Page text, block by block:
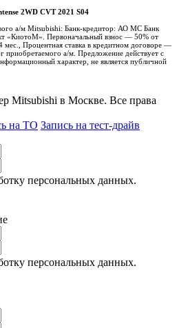
2WD CVT 2021 S04
а/м Mitsubishi: Банк-кредитор: АО МС Банк
«КиотоМ». Первоначальный взнос — 50% от
Процентная ставка в кредитном договоре —
приобретаемого а/м. Предложение действует с
характер, не является публичной
Mitsubishi в Москве. Все права
на ТО Запись на тест-драйв
персональных данных.
персональных данных.